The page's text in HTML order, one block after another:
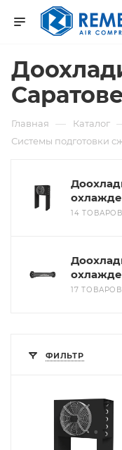
Саратове
Главная — Каталог
Системы подготовки
14 ТОВАРОВ
17 ТОВАРОВ
ФИЛЬТР